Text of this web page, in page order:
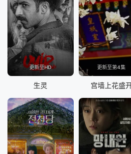
更新至HD
生灵
更新至第4集
宫墙上花盛